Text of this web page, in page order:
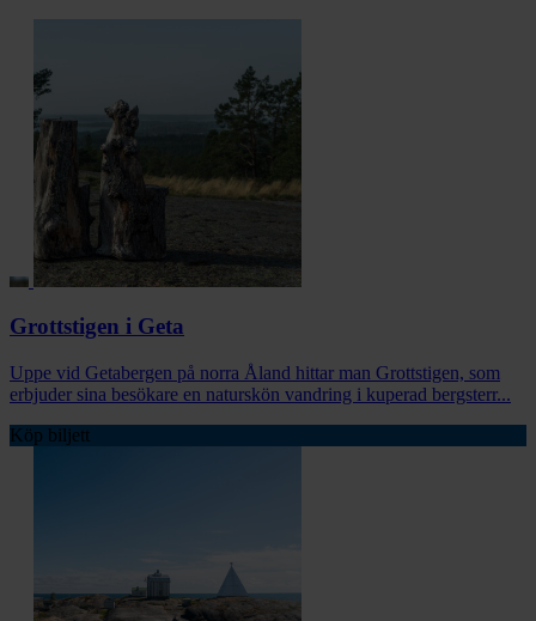
Grottstigen i Geta
Uppe vid Getabergen på norra Åland hittar man Grottstigen, som
erbjuder sina besökare en naturskön vandring i kuperad bergsterr...
Köp biljett